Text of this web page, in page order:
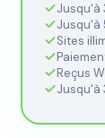
Jusqu'à
Jusqu'à
Sites
Reçus
Jusqu'à